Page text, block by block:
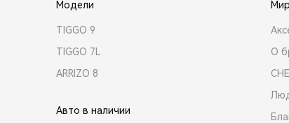
Модели
TIGGO 9
TIGGO 7L
ARRIZO 8
Авто в наличии
О